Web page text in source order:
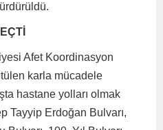
Afet Koordinasyon
karla mücadele
hastane yolları olmak
Tayyip Erdoğan Bulvarı,